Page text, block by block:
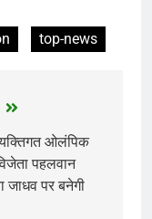
top-news
ओलंपिक
पहलवान
जाधव पर बनेगी